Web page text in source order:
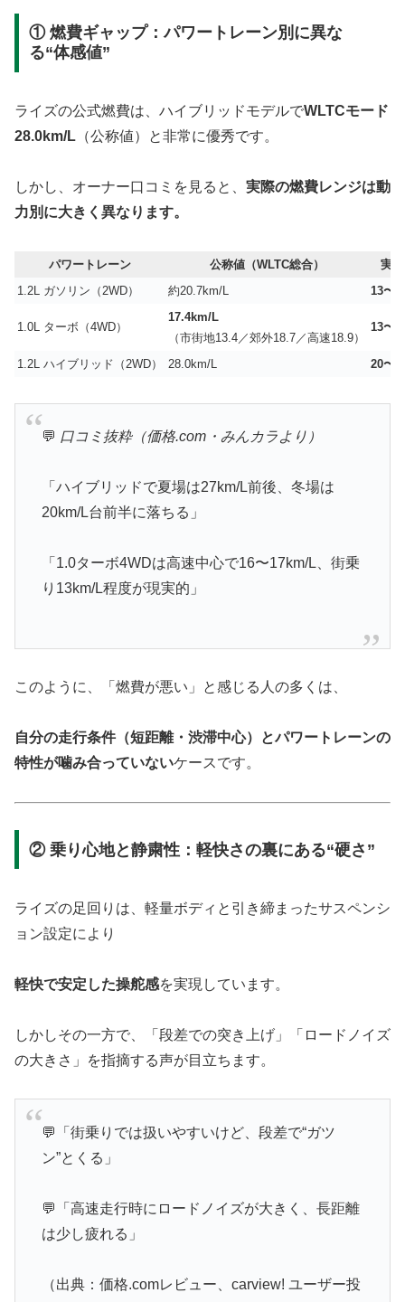
① 燃費ギャップ：パワートレーン別に異な
る“体感値”
ライズの公式燃費は、ハイブリッドモデルでWLTCモード
28.0km/L （公称値）と非常に優秀です。
しかし、オーナー口コミを見ると、 実際の燃費レンジは動
力別に大きく異なります。
パワートレーン 公称値（WLTC総合）
実
1.2L ガソリン（2WD）
約20.7km/L 13〜
1.0L ターボ（4WD）
17.4km/L
（市街地13.4／郊外18.7／高速18.9）
13〜
1.2L ハイブリッド（2WD） 28.0km/L 20〜
💬 口コミ抜粋（価格.com・みんカラより）
「ハイブリッドで夏場は27km/L前後、冬場は
20km/L台前半に落ちる」
「1.0ターボ4WDは高速中心で16〜17km/L、街乗
り13km/L程度が現実的」
このように、「燃費が悪い」と感じる人の多くは、
自分の走行条件（短距離・渋滞中心）とパワートレーンの
特性が噛み合っていないケースです。
② 乗り心地と静粛性：軽快さの裏にある“硬さ”
ライズの足回りは、軽量ボディと引き締まったサスペンシ
ョン設定により
軽快で安定した操舵感を実現しています。
しかしその一方で、「段差での突き上げ」「ロードノイズ
の大きさ」を指摘する声が目立ちます。
💬「街乗りでは扱いやすいけど、段差で“ガツ
ン”とくる」
💬「高速走行時にロードノイズが大きく、長距離
は少し疲れる」
（出典：価格.comレビュー、carview! ユーザー投